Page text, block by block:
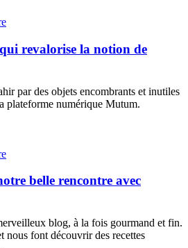
revalorise la notion de
par des objets encombrants et inutiles
plateforme numérique Mutum.
belle rencontre avec
blog, à la fois gourmand et fin.
nous font découvrir des recettes